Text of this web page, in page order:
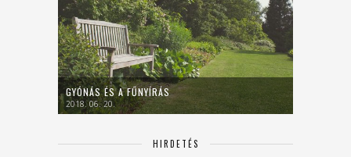
GYÓNÁS ÉS A FŰNYÍRÁS
2018. 06. 20.
HIRDETÉS